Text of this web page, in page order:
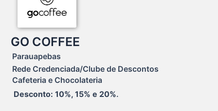
GO COFFEE
Parauapebas
Rede Credenciada/Clube de Descontos
Cafeteria e Chocolateria
Desconto: 10%, 15% e 20%.